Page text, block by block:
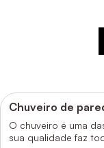
Chuveiro de
O chuveiro é uma
sua qualidade faz